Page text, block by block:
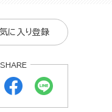
に入り登録
SHARE